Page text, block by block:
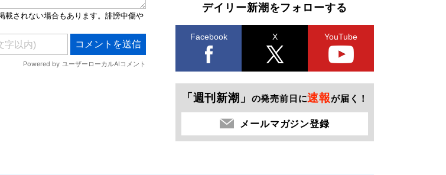
デイリー新潮をフォローする
Facebook X YouTube
「週刊新潮」 の発売前日に速報が届く！
メールマガジン登録